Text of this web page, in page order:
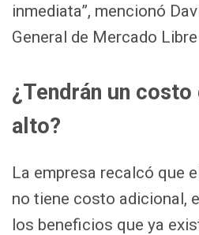
inmediata”, mencionó
General de Mercado
¿Tendrán un costo
alto?
La empresa recalcó que
no tiene costo adicional,
los beneficios que ya